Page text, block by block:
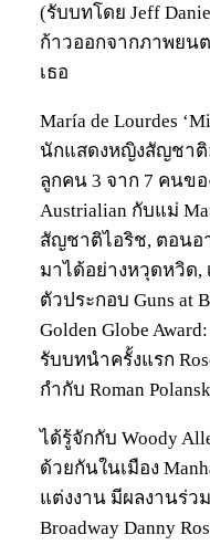
(รับบทโดย Jeff
ก้าวออกจากภาพยน
เธอ
María de Lourdes
นักแสดงหญิงสัญชาติอ
ลูกคน 3 จาก 7 คนข
Austrialian กับแม่
สัญชาติไอริช, ตอนอ
มาได้อย่างหวุดหวิด,
ตัวประกอบ Guns at
Golden Globe
รับบทนำครั้งแรก
กำกับ Roman
ได้รู้จักกับ Woody
ด้วยกันในเมือง
แต่งงาน มีผลงานร่ว
Broadway Danny